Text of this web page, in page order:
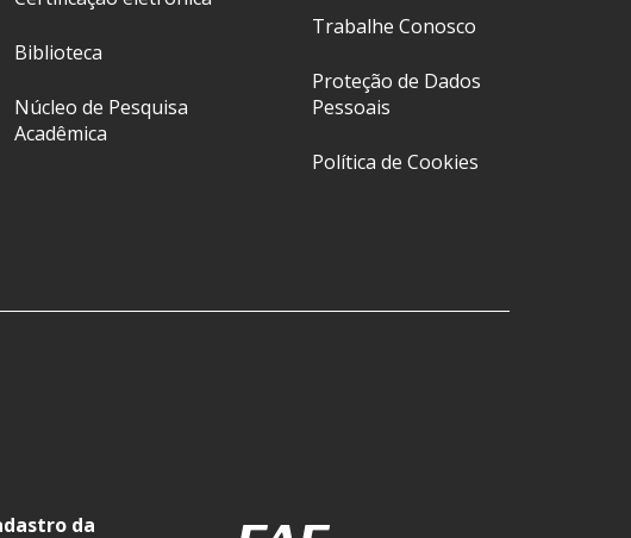
Biblioteca
Núcleo de Pesquisa
Acadêmica
Trabalhe Conosco
Proteção de Dados
Pessoais
Política de Cookies
da